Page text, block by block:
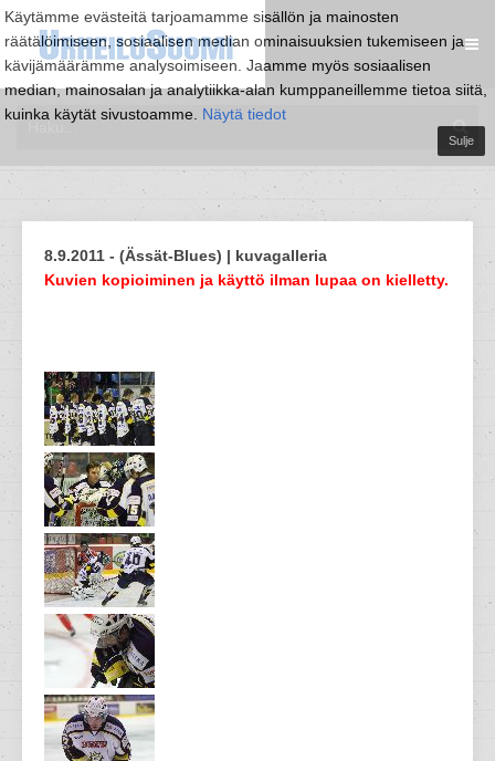
Käytämme evästeitä tarjoamamme sisällön ja mainosten
räätälöimiseen, sosiaalisen median ominaisuuksien tukemiseen ja
kävijämäärämme analysoimiseen. Jaamme myös sosiaalisen
median, mainosalan ja analytiikka-alan kumppaneillemme tietoa siitä,
kuinka käytät sivustoamme. Näytä tiedot
Sulje
8.9.2011 - (Ässät-Blues) | kuvagalleria
Kuvien kopioiminen ja käyttö ilman lupaa on kielletty.